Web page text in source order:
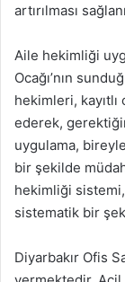
artırılması
Aile hekimliği
Ocağı’nın
hekimleri,
ederek,
uygulama,
bir şekilde
hekimliği
sistematik bir
Diyarbakır Ofis